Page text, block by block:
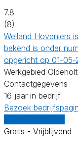
7.8
(8)
Weiland Hoveniers
bekend is onder
opgericht op 01-
Werkgebied
Contactgegevens
16 jaar in bedrijf
Bezoek
Gratis - Vrijblijvend